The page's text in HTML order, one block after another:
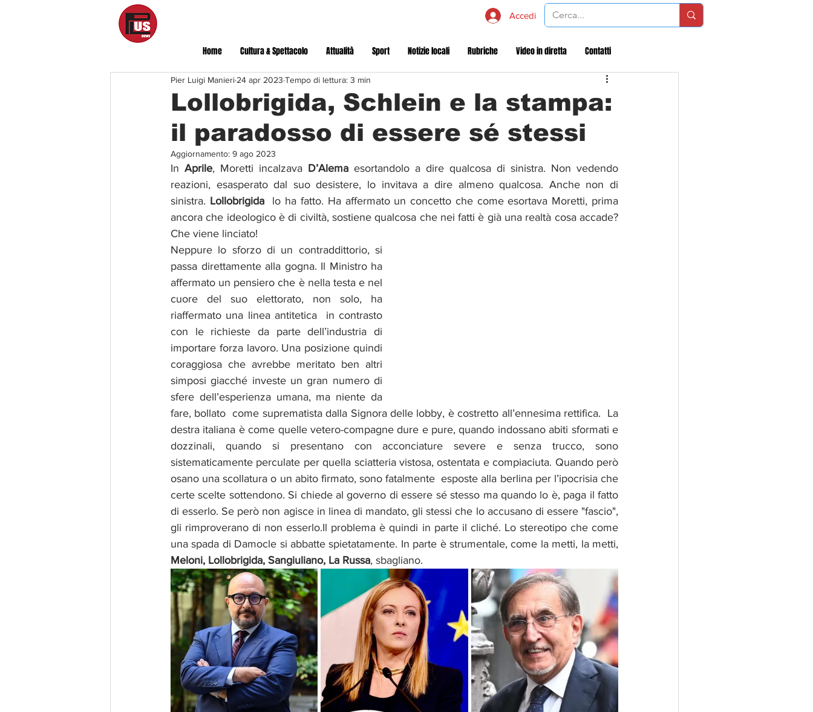
Accedi
Home Cultura & Spettacolo Attualità Sport Notizie locali Rubriche Video in diretta Contatti
Lollobrigida, Schlein e la stampa:
il paradosso di essere sé stessi
Pier Luigi Manieri 24 apr 2023 Tempo di lettura: 3 min
Aggiornamento: 9 ago 2023
In Aprile, Moretti incalzava D’Alema esortandolo a dire qualcosa di sinistra. Non vedendo
reazioni, esasperato dal suo desistere, lo invitava a dire almeno qualcosa. Anche non di
sinistra. Lollobrigida
  lo ha fatto. Ha affermato un concetto che come esortava Moretti, prima
ancora che ideologico è di civiltà, sostiene qualcosa che nei fatti è già una realtà cosa accade?
Che viene linciato!
Neppure lo sforzo di un contraddittorio, si
passa direttamente alla gogna. Il Ministro ha
affermato un pensiero che è nella testa e nel
cuore del suo elettorato, non solo, ha
riaffermato una linea antitetica  in contrasto
con le richieste da parte dell’industria di
importare forza lavoro. Una posizione quindi
coraggiosa che avrebbe meritato ben altri
simposi giacché investe un gran numero di
sfere dell’esperienza umana, ma niente da
fare, bollato  come suprematista dalla Signora delle lobby, è costretto all’ennesima rettifica.  La
destra italiana è come quelle vetero-compagne dure e pure, quando indossano abiti sformati e
dozzinali, quando si presentano con acconciature severe e senza trucco, sono
sistematicamente perculate per quella sciatteria vistosa, ostentata e compiaciuta. Quando però
osano una scollatura o un abito firmato, sono fatalmente  esposte alla berlina per l’ipocrisia che
certe scelte sottendono. Si chiede al governo di essere sé stesso ma quando lo è, paga il fatto
di esserlo. Se però non agisce in linea di mandato, gli stessi che lo accusano di essere "fascio",
gli rimproverano di non esserlo.Il problema è quindi in parte il cliché. Lo stereotipo che come
Meloni, Lollobrigida, Sangiuliano, La Russa, sbagliano.